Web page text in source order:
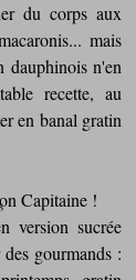
du corps aux
mais
dauphinois n'en
recette, au
en banal gratin
Capitaine !
version sucrée
gourmands :